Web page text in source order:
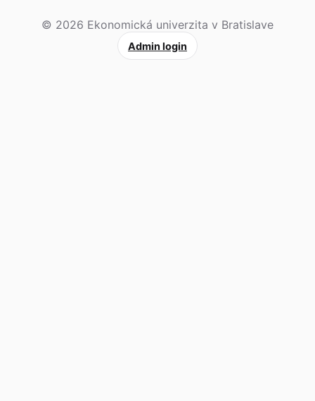
© 2026 Ekonomická univerzita v Bratislave
Admin login